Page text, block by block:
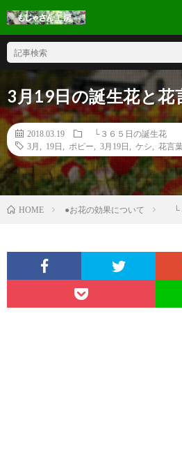
3月19日の誕生花と花
2018.03.19
└３６５日の誕生花
3月
19日 ポピー 3月19日 ケシ 花言
HOME ●お花の効果について └